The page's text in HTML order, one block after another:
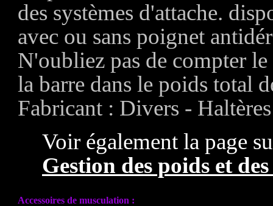
des systèmes d'attache.
avec ou sans poignet
N'oubliez pas de compter
la barre dans le poids total
Fabricant : Divers - Haltères
Voir également la page
Gestion des poids et
Accessoires de musculation :